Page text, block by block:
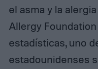
el asma y la
Allergy
estadísticas, uno
estadounidenses